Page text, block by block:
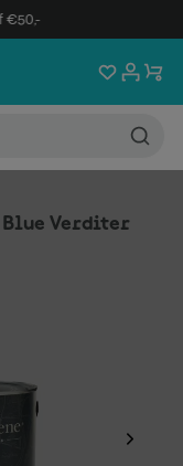
€50,-
Verditer